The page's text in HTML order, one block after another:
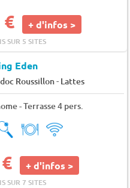
€ + d'infos >
SUR 5 SITES
Eden
Roussillon- Lattes
- Terrasse 4 pers.
+ d'infos >
SUR 7 SITES